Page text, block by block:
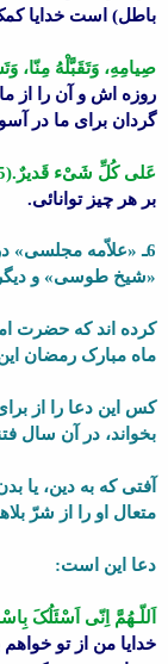
باطل) است خدایا
صِیامِهِ، وَتَقَبَّلْهُ مِنّا،
روزه اش و آن را از
گردان براى ما در
عَلى کُلِّ شَىْء قَدیرٌ.(5)
بر هر چیز توانائى.
6ـ «علاّمه مجلسى»
«شیخ طوسى» و
کرده اند که حضرت
ماه مبارک رمضان
کس این دعا را از
بخواند، در آن سال
آفتى که به دین، یا
متعال او را از شرّ
دعا این است:
اَللّـهُمَّ اِنّى اَسْئَلُکَ
خدایا من از تو